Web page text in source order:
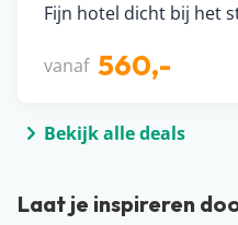
Fijn hotel dicht bij het
vanaf 560,-
Bekijk alle deals
Laat je inspireren